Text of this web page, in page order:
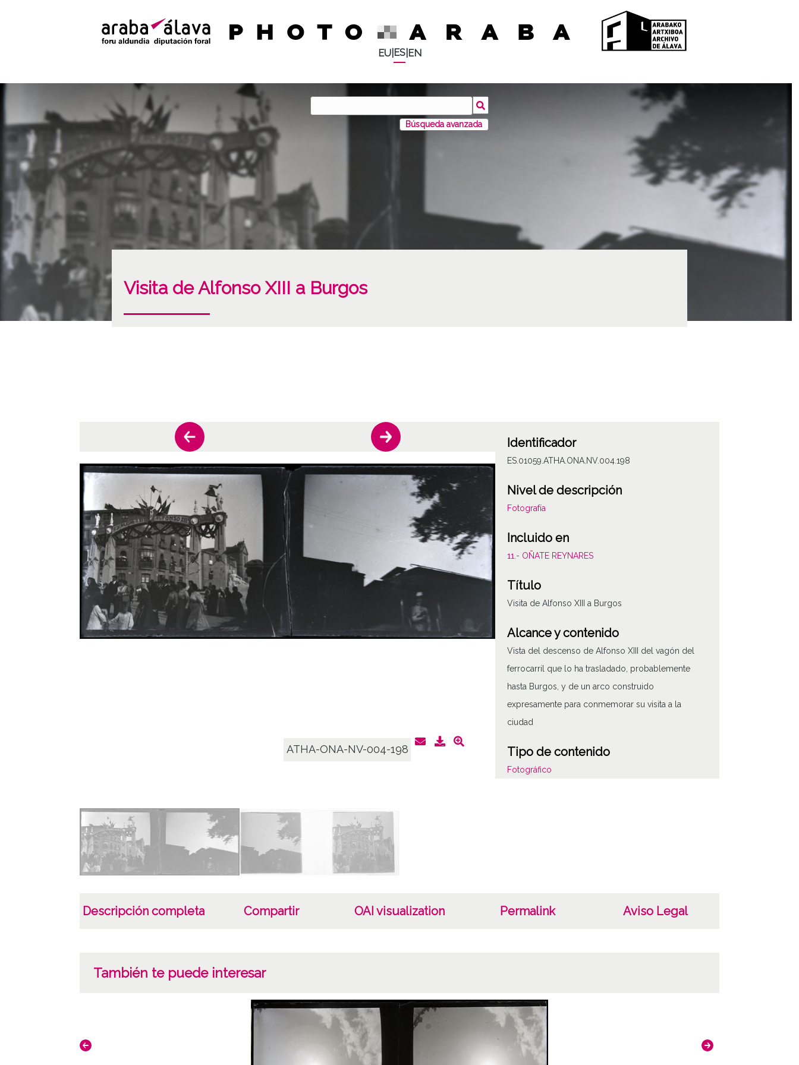
EU| ES| EN
Búsqueda avanzada
Visita de Alfonso XIII a Burgos
ATHA-ONA-NV-004-198
Identificador
ES.01059.ATHA.ONA.NV.004.198
Nivel de descripción
Fotografía
Incluido en
11.- OÑATE REYNARES
Título
Visita de Alfonso XIII a Burgos
Alcance y contenido
Vista del descenso de Alfonso XIII del vagón del
ferrocarril que lo ha trasladado, probablemente
hasta Burgos, y de un arco construido
expresamente para conmemorar su visita a la
ciudad
Tipo de contenido
Fotográfico
CC BY 4.0
Descripción completa Compartir OAI visualization Permalink Aviso Legal
También te puede interesar